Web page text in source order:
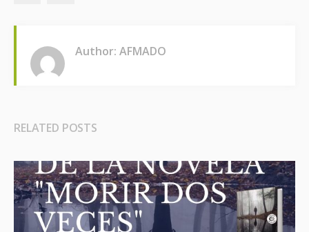
Author: AFMADO
RELATED POSTS